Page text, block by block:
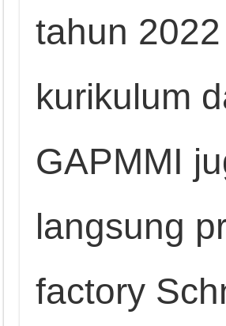
tahun
kurikulum
GAPMMI
langsung
factory